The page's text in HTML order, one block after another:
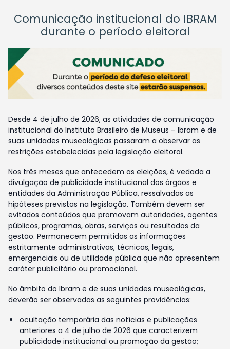
Comunicação institucional do IBRAM
durante o período eleitoral
Desde 4 de julho de 2026, as atividades de comunicação
institucional do Instituto Brasileiro de Museus – Ibram e de
suas unidades museológicas passaram a observar as
restrições estabelecidas pela legislação eleitoral.
Nos três meses que antecedem as eleições, é vedada a
divulgação de publicidade institucional dos órgãos e
entidades da Administração Pública, ressalvadas as
hipóteses previstas na legislação. Também devem ser
evitados conteúdos que promovam autoridades, agentes
públicos, programas, obras, serviços ou resultados da
gestão. Permanecem permitidas as informações
estritamente administrativas, técnicas, legais,
emergenciais ou de utilidade pública que não apresentem
caráter publicitário ou promocional.
No âmbito do Ibram e de suas unidades museológicas,
deverão ser observadas as seguintes providências:
ocultação temporária das notícias e publicações
anteriores a 4 de julho de 2026 que caracterizem
publicidade institucional ou promoção da gestão;